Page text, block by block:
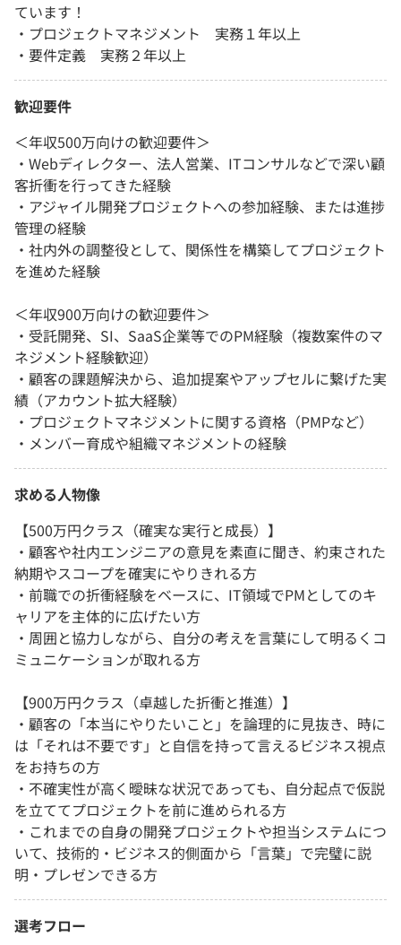
ています！
・プロジェクトマネジメント 実務１年以上
・要件定義 実務２年以上
歓迎要件
＜年収500万向けの歓迎要件＞
・Webディレクター、法人営業、ITコンサルなどで深い顧
客折衝を行ってきた経験
・アジャイル開発プロジェクトへの参加経験、または進捗
管理の経験
・社内外の調整役として、関係性を構築してプロジェクト
を進めた経験
＜年収900万向けの歓迎要件＞
・受託開発、SI、SaaS企業等でのPM経験（複数案件のマ
ネジメント経験歓迎）
・顧客の課題解決から、追加提案やアップセルに繋げた実
績（アカウント拡大経験）
・プロジェクトマネジメントに関する資格（PMPなど）
・メンバー育成や組織マネジメントの経験
求める人物像
【500万円クラス（確実な実行と成長）】
・顧客や社内エンジニアの意見を素直に聞き、約束された
納期やスコープを確実にやりきれる方
・前職での折衝経験をベースに、IT領域でPMとしてのキ
ャリアを主体的に広げたい方
・周囲と協力しながら、自分の考えを言葉にして明るくコ
ミュニケーションが取れる方
【900万円クラス（卓越した折衝と推進）】
・顧客の「本当にやりたいこと」を論理的に見抜き、時に
は「それは不要です」と自信を持って言えるビジネス視点
をお持ちの方
・不確実性が高く曖昧な状況であっても、自分起点で仮説
を立ててプロジェクトを前に進められる方
・これまでの自身の開発プロジェクトや担当システムにつ
いて、技術的・ビジネス的側面から「言葉」で完璧に説
明・プレゼンできる方
選考フロー